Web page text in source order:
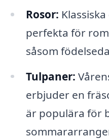
Rosor:
perfekta för
såsom
Tulpaner:
erbjuder en
är populära för